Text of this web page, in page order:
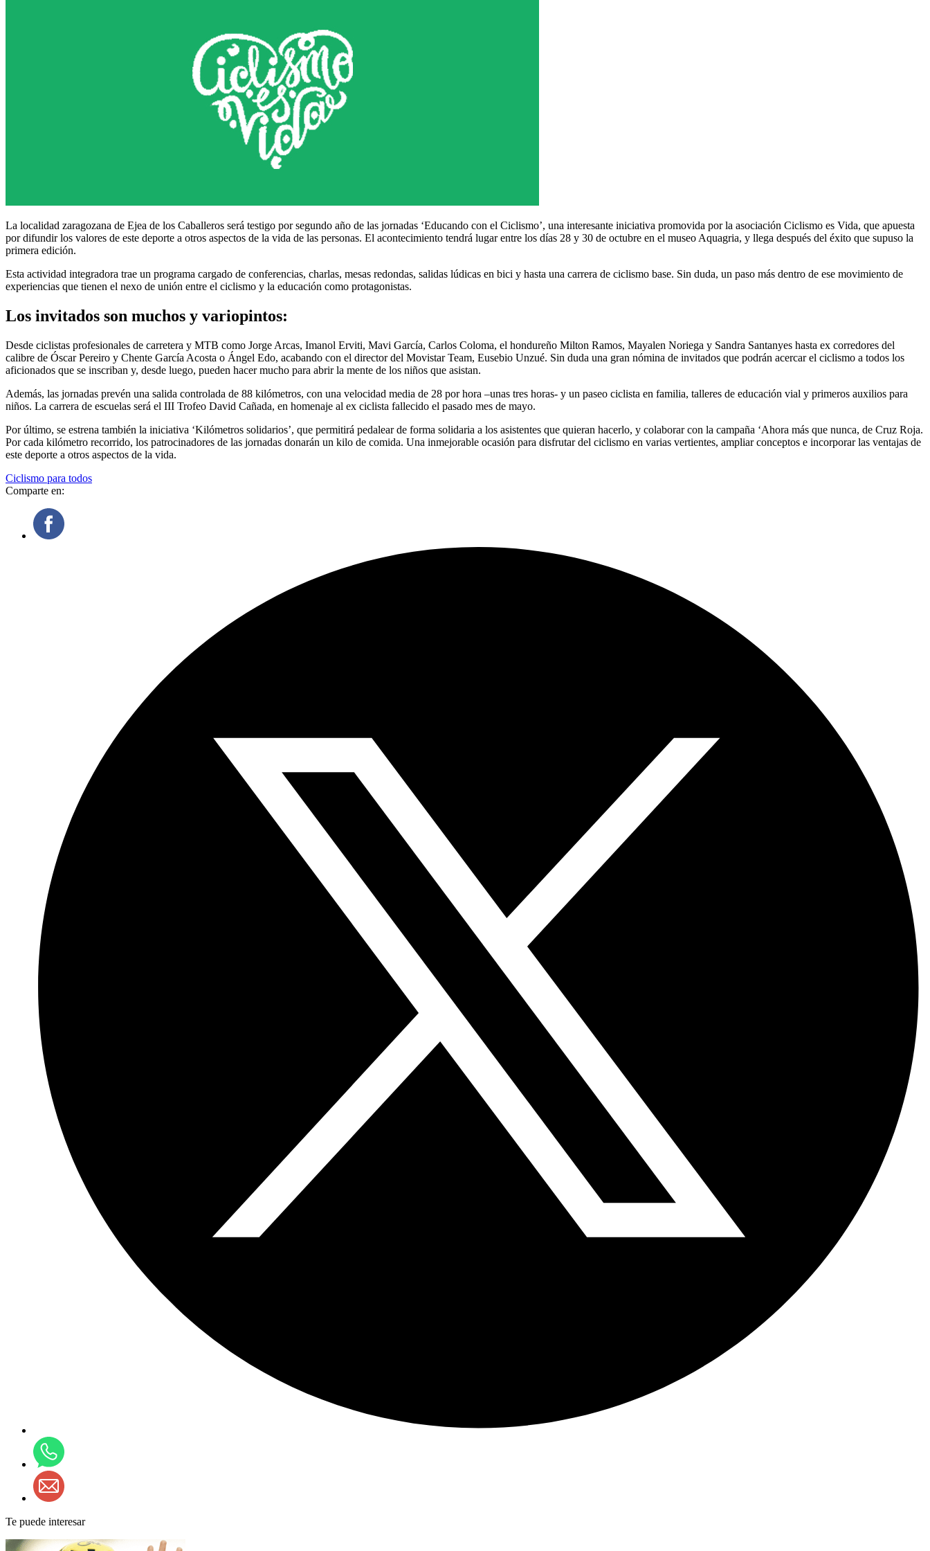
La localidad zaragozana de Ejea de los Caballeros será testigo por segundo año de las jornadas ‘Educando con el Ciclismo’, una interesante iniciativa promovida por la asociación Ciclismo es Vida, que apuesta
por difundir los valores de este deporte a otros aspectos de la vida de las personas. El acontecimiento tendrá lugar entre los días 28 y 30 de octubre en el museo Aquagria, y llega después del éxito que supuso la
primera edición.
Esta actividad integradora trae un programa cargado de conferencias, charlas, mesas redondas, salidas lúdicas en bici y hasta una carrera de ciclismo base. Sin duda, un paso más dentro de ese movimiento de
experiencias que tienen el nexo de unión entre el ciclismo y la educación como protagonistas.
Los invitados son muchos y variopintos:
Desde ciclistas profesionales de carretera y MTB como Jorge Arcas, Imanol Erviti, Mavi García, Carlos Coloma, el hondureño Milton Ramos, Mayalen Noriega y Sandra Santanyes hasta ex corredores del
calibre de Óscar Pereiro y Chente García Acosta o Ángel Edo, acabando con el director del Movistar Team, Eusebio Unzué. Sin duda una gran nómina de invitados que podrán acercar el ciclismo a todos los
aficionados que se inscriban y, desde luego, pueden hacer mucho para abrir la mente de los niños que asistan.
Además, las jornadas prevén una salida controlada de 88 kilómetros, con una velocidad media de 28 por hora –unas tres horas- y un paseo ciclista en familia, talleres de educación vial y primeros auxilios para
niños. La carrera de escuelas será el III Trofeo David Cañada, en homenaje al ex ciclista fallecido el pasado mes de mayo.
Por último, se estrena también la iniciativa ‘Kilómetros solidarios’, que permitirá pedalear de forma solidaria a los asistentes que quieran hacerlo, y colaborar con la campaña ‘Ahora más que nunca, de Cruz Roja.
Por cada kilómetro recorrido, los patrocinadores de las jornadas donarán un kilo de comida. Una inmejorable ocasión para disfrutar del ciclismo en varias vertientes, ampliar conceptos e incorporar las ventajas de
este deporte a otros aspectos de la vida.
Ciclismo para todos
Comparte en:
Te puede interesar